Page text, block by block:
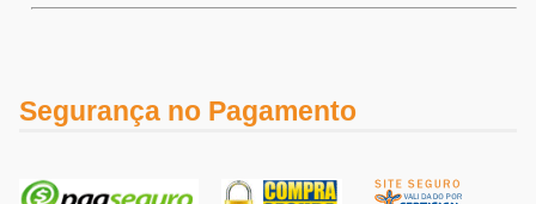
Segurança no Pagamento